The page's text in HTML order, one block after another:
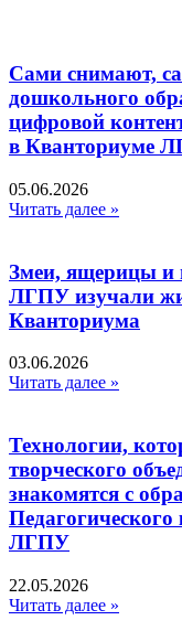
Сами снимают,
дошкольного
цифровой
в Кванториуме
05.06.2026
Читать далее »
Змеи, ящерицы и
ЛГПУ изучали
Кванториума
03.06.2026
Читать далее »
Технологии,
творческого
знакомятся с
ЛГПУ
22.05.2026
Читать далее »